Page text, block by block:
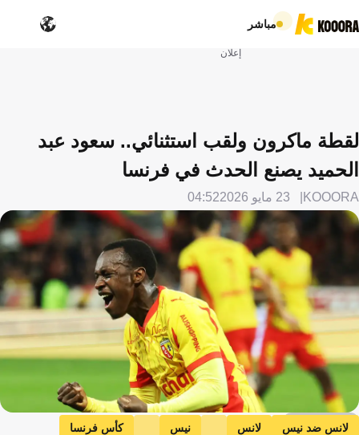
مباشر
إعلان
لقطة ماكرون ولقب استثنائي.. سعود عبد
الحميد يصنع الحدث في فرنسا
KOOORA 23 مايو 2026 04:52
Getty Images
لانس ضد نيس لانس نيس
كأس فرنسا